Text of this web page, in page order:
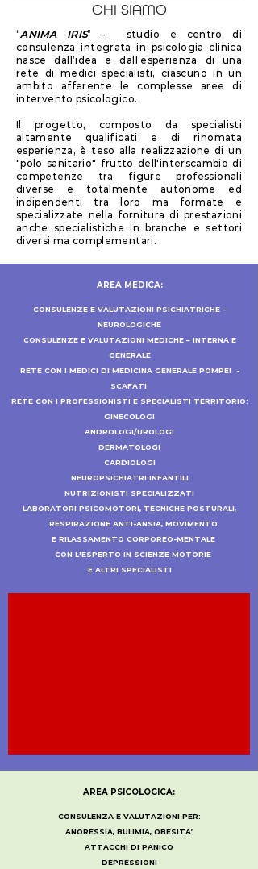
CHI SIAMO
“ANIMA IRIS” - studio e centro di
consulenza integrata in psicologia clinica
nasce dall’idea e dall’esperienza di una
rete di medici specialisti, ciascuno in un
ambito afferente le complesse aree di
intervento psicologico.
Il progetto, composto da specialisti
altamente qualificati e di rinomata
esperienza, è teso alla realizzazione di un
"polo sanitario" frutto dell'interscambio di
competenze tra figure professionali
diverse e totalmente autonome ed
indipendenti tra loro ma formate e
specializzate nella fornitura di prestazioni
anche specialistiche in branche e settori
diversi ma complementari.
AREA MEDICA:
CONSULENZE E VALUTAZIONI PSICHIATRICHE -
NEUROLOGICHE
CONSULENZE E VALUTAZIONI MEDICHE – INTERNA E
GENERALE
RETE CON I MEDICI DI MEDICINA GENERALE POMPEI -
SCAFATI.
RETE CON I PROFESSIONISTI E SPECIALISTI TERRITORIO:
GINECOLOGI
ANDROLOGI/UROLOGI
DERMATOLOGI
CARDIOLOGI
NEUROPSICHIATRI INFANTILI
NUTRIZIONISTI SPECIALIZZATI
LABORATORI PSICOMOTORI, TECNICHE POSTURALI,
RESPIRAZIONE ANTI-ANSIA, MOVIMENTO
E RILASSAMENTO CORPOREO-MENTALE
CON L'ESPERTO IN SCIENZE MOTORIE
E ALTRI SPECIALISTI
AREA PSICOLOGICA:
CONSULENZA E VALUTAZIONI PER:
ANORESSIA, BULIMIA, OBESITA’
ATTACCHI DI PANICO
DEPRESSIONI